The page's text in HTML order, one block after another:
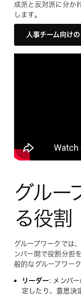
成派と反対派に分か
します。
人事チーム向け
グルー
る役割
グループワークでは
ンバー間で役割分担
般的なグループワー
リーダー: メンバ
定したり、意思決